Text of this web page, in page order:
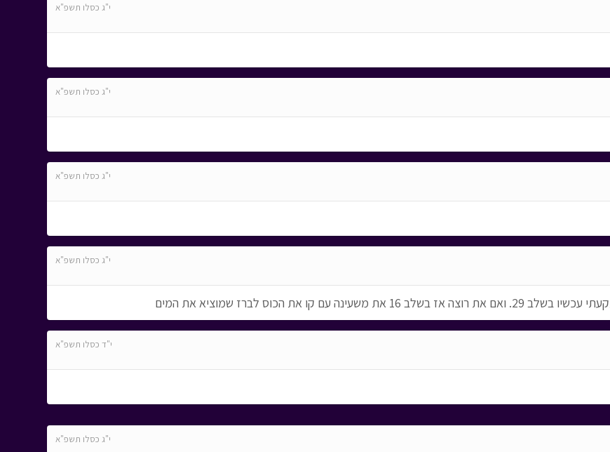
י"ג כסלו תשפ"א
י"ג כסלו תשפ"א
י"ג כסלו תשפ"א
י"ג כסלו תשפ"א
י"ד כסלו תשפ"א
י"ג כסלו תשפ"א